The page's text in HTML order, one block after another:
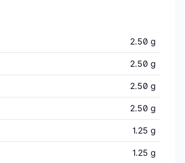
2.50 g
2.50 g
2.50 g
2.50 g
1.25 g
1.25 g